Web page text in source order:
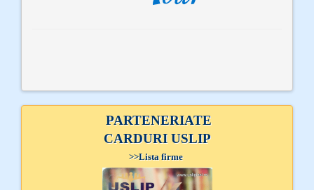
PARTENERIATE
CARDURI USLIP
>>Lista firme